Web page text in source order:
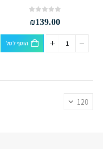
₪139.00
הוסף לסל